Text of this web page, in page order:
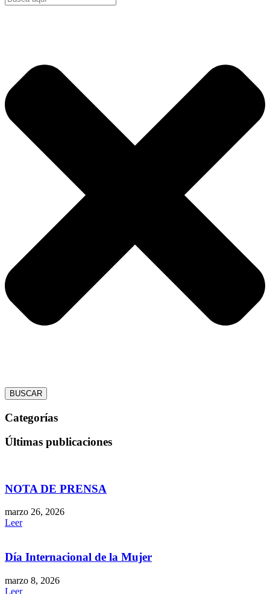
BUSCAR
Categorías
Últimas publicaciones
NOTA DE PRENSA
marzo 26, 2026
Leer
Día Internacional de la Mujer
marzo 8, 2026
Leer